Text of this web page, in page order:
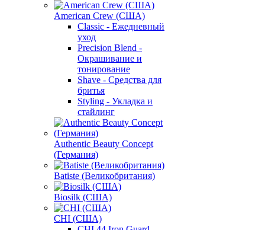
American Crew (США)
Classic - Ежедневный
уход
Precision Blend -
Окрашивание и
тонирование
Shave - Средства для
бритья
Styling - Укладка и
стайлинг
Authentic Beauty Concept
(Германия)
Batiste (Великобритания)
Biosilk (США)
CHI (США)